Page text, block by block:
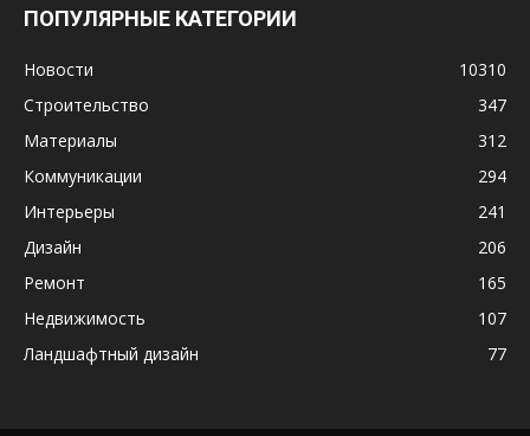
ПОПУЛЯРНЫЕ КАТЕГОРИИ
Новости
10310
Строительство
347
Материалы
312
Коммуникации
294
Интерьеры
241
Дизайн
206
Ремонт
165
Недвижимость
107
Ландшафтный дизайн
77